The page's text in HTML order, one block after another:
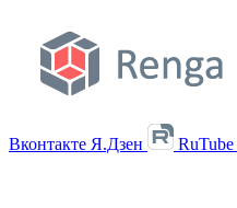
Вконтакте Я.Дзен RuTube